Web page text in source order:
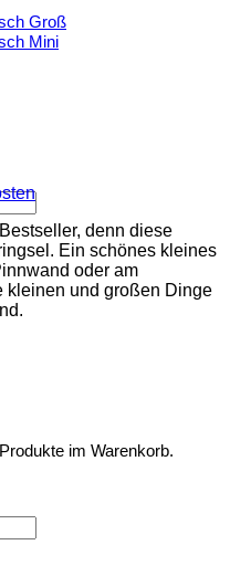
Groß
Mini
im Warenkorb.
denn diese
Ein schönes kleines
oder am
kleinen und großen Dinge